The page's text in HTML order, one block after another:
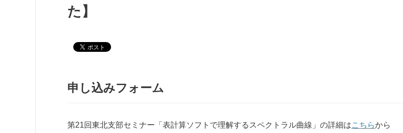
た】
申し込みフォーム
第21回東北支部セミナー「表計算ソフトで理解するスペクトラル曲線」の詳細はこちらから